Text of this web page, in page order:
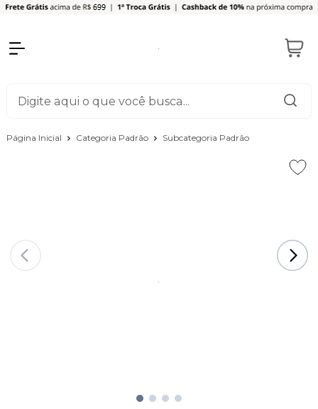
Página Inicial Categoria Padrão Subcategoria Padrão